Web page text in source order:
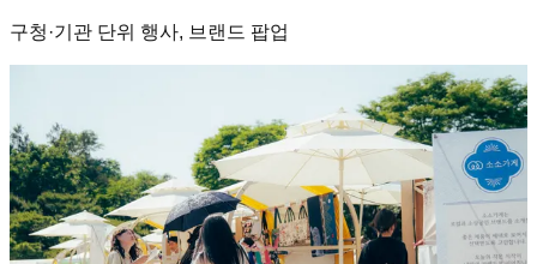
구청·기관 단위 행사, 브랜드 팝업